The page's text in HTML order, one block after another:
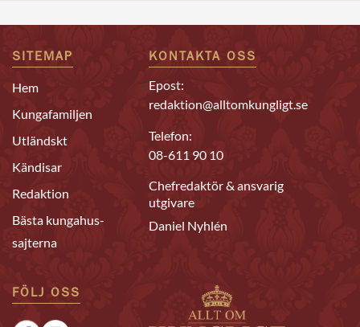
SITEMAP
Hem
Kungafamiljen
Utländskt
Kändisar
Redaktion
Bästa kungahus-
sajterna
KONTAKTA OSS
Epost:
redaktion@alltomkungligt.se
Telefon:
08-611 90 10
Chefredaktör & ansvarig
utgivare
Daniel Nyhlén
FÖLJ OSS